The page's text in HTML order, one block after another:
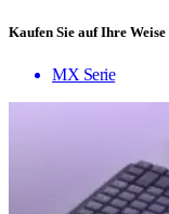
Kaufen Sie auf Ihre Weise
MX Serie